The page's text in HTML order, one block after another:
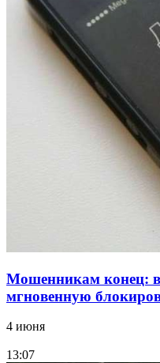
12:39
Сладкий праздник в
парке прошёл
Волгоградские
заключены
Мошенникам конец: в
мгновенную
4 июня
13:07